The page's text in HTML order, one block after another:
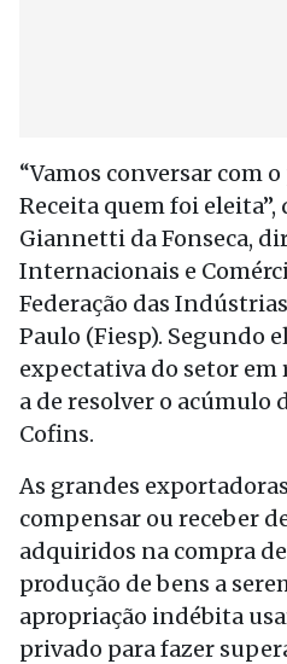
“Vamos conversar com
Receita quem foi eleita”,
Giannetti da Fonseca,
Internacionais e
Federação das
Paulo (Fiesp). Segundo
expectativa do setor em
a de resolver o acúmulo
Cofins.
As grandes
compensar ou receber
adquiridos na compra
produção de bens a
apropriação indébita
privado para fazer